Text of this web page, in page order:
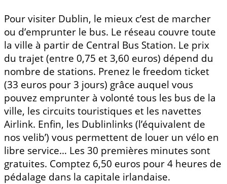
Pour visiter Dublin, le mieux c’est de marcher
ou d’emprunter le bus. Le réseau couvre toute
la ville à partir de Central Bus Station. Le prix
du trajet (entre 0,75 et 3,60 euros) dépend du
nombre de stations. Prenez le freedom ticket
(33 euros pour 3 jours) grâce auquel vous
pouvez emprunter à volonté tous les bus de la
ville, les circuits touristiques et les navettes
Airlink. Enfin, les Dublinlinks (l’équivalent de
nos velib’) vous permettent de louer un vélo en
libre service… Les 30 premières minutes sont
gratuites. Comptez 6,50 euros pour 4 heures de
pédalage dans la capitale irlandaise.